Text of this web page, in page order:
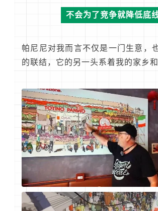
不会为了竞争就降低底
帕尼尼对我而言不仅是一门生意，
的联结，它的另一头系着我的家乡和